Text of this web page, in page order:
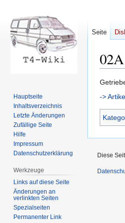
Zur
Zur
Suche
->
Seite
Hauptseite
Inhaltsverzeichnis
Letzte Änderungen
Zufällige Seite
Hilfe
Impressum
Datenschutzerklärung
Werkzeuge
Links auf diese Seite
Änderungen an
verlinkten Seiten
Spezialseiten
Permanenter Link
Diese